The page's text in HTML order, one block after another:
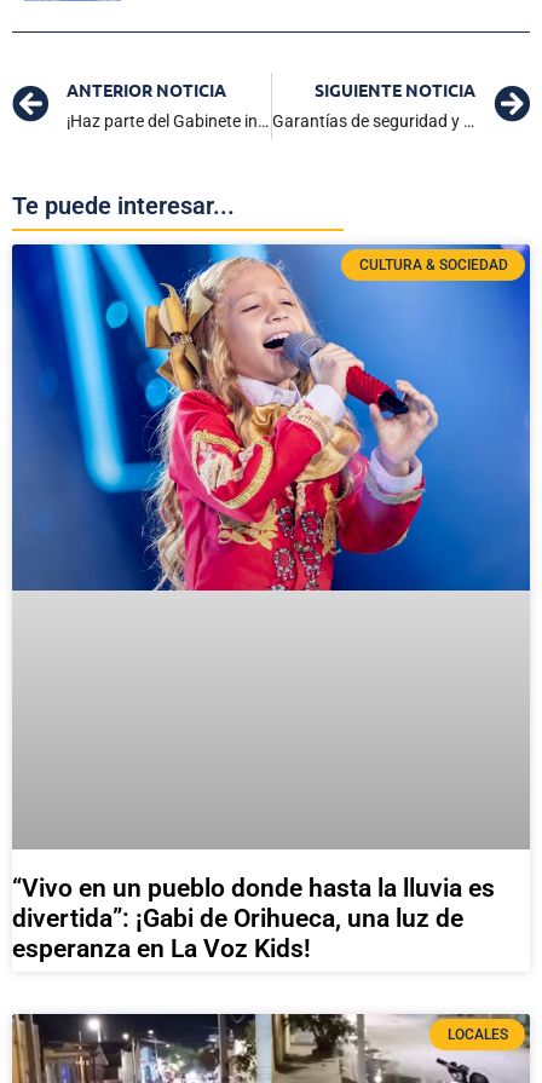
ANTERIOR NOTICIA
¡Haz parte del Gabinete infantil!: Gobernación del Magdalena amplió plazo de inscripción
SIGUIENTE NOTICIA
Garantías de seguridad y protección para el sector educativo de la Zona Bananera
Te puede interesar...
CULTURA & SOCIEDAD
“Vivo en un pueblo donde hasta la lluvia es
divertida”: ¡Gabi de Orihueca, una luz de
esperanza en La Voz Kids!
LOCALES